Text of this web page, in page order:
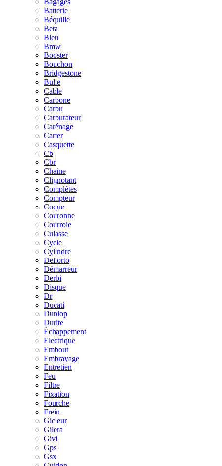
Bagages
Batterie
Béquille
Beta
Bleu
Bmw
Booster
Bouchon
Bridgestone
Bulle
Cable
Carbone
Carbu
Carburateur
Carénage
Carter
Casquette
Cb
Cbr
Chaine
Clignotant
Complètes
Compteur
Coque
Couronne
Courroie
Culasse
Cycle
Cylindre
Dellorto
Démarreur
Derbi
Disque
Dr
Ducati
Dunlop
Durite
Échappement
Electrique
Embout
Embrayage
Entretien
Feu
Filtre
Fixation
Fourche
Frein
Gicleur
Gilera
Givi
Gps
Gsx